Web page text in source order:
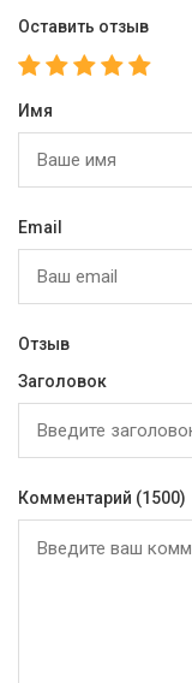
Оставить отзыв
Имя
Email
Отзыв
Заголовок
Комментарий (1500)